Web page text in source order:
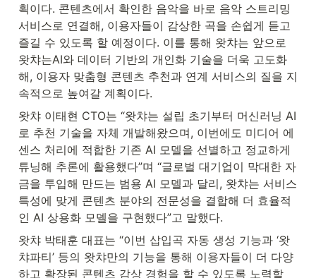
획이다. 콘텐츠에서 확인한 음악을 바로 음악 스트리밍
서비스로 연결해, 이용자들이 감상한 곡을 손쉽게 듣고
즐길 수 있도록 할 예정이다. 이를 통해 왓챠는 앞으로
왓챠는AI와 데이터 기반의 개인화 기술을 더욱 고도화
해, 이용자 맞춤형 콘텐츠 추천과 연계 서비스의 질을 지
속적으로 높여갈 계획이다.
왓챠 이태현 CTO는 “왓챠는 설립 초기부터 머신러닝 AI
로 추천 기술을 자체 개발해왔으며, 이번에도 미디어 에
센스 처리에 적합한 기존 AI 모델을 선별하고 정교하게
튜닝해 추론에 활용했다”며 “글로벌 대기업이 막대한 자
금을 투입해 만드는 범용 AI 모델과 달리, 왓챠는 서비스
특성에 맞게 콘텐츠 분야의 전문성을 결합해 더 효율적
인 AI 상용화 모델을 구현했다”고 말했다.
왓챠 박태훈 대표는 “이번 삽입곡 자동 생성 기능과 ‘왓
챠파티’ 등의 왓챠만의 기능을 통해 이용자들이 더 다양
하고 확장된 콘텐츠 감상 경험을 할 수 있도록 노력할